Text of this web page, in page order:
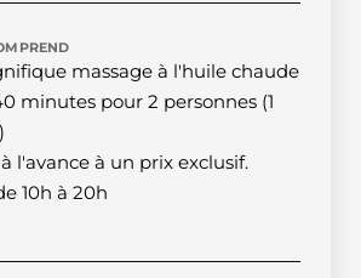
massage à l'huile chaude
minutes pour 2 personnes (1
l'avance à un prix exclusif.
10h à 20h